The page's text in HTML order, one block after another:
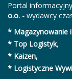
Portal
o.o. - wydawcy
* Magazynowanie
* Top Logistyk,
* Kaizen,
* Logistyczne